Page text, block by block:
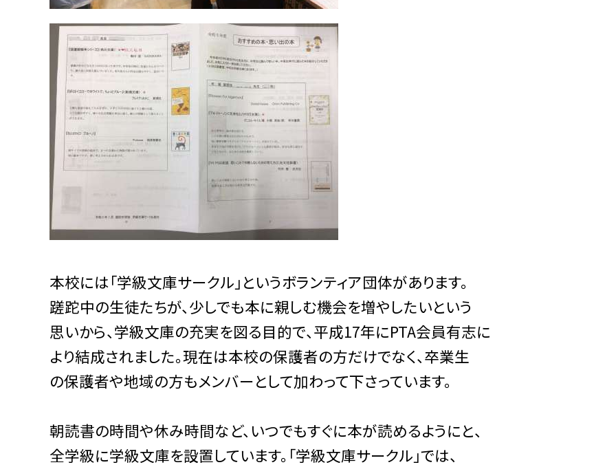
本校には「学級文庫サークル」というボランティア団体があります。
蹉跎中の生徒たちが、少しでも本に親しむ機会を増やしたいという
思いから、学級文庫の充実を図る目的で、平成17年にPTA会員有志に
より結成されました。現在は本校の保護者の方だけでなく、卒業生
の保護者や地域の方もメンバーとして加わって下さっています。
朝読書の時間や休み時間など、いつでもすぐに本が読めるようにと、
全学級に学級文庫を設置しています。「学級文庫サークル」では、